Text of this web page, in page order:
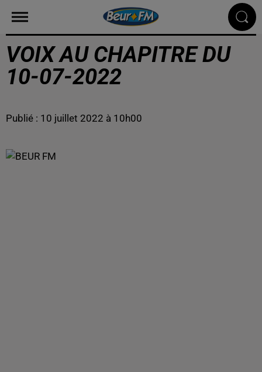
VOIX AU CHAPITRE DU
10-07-2022
Publié : 10 juillet 2022 à 10h00